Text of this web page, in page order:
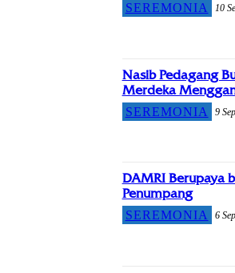
SEREMONIA 10
Nasib Pedagang
Merdeka
SEREMONIA 9
DAMRI Berupaya
Penumpang
SEREMONIA 6